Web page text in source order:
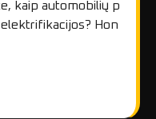
kaip automobilių p
Hon